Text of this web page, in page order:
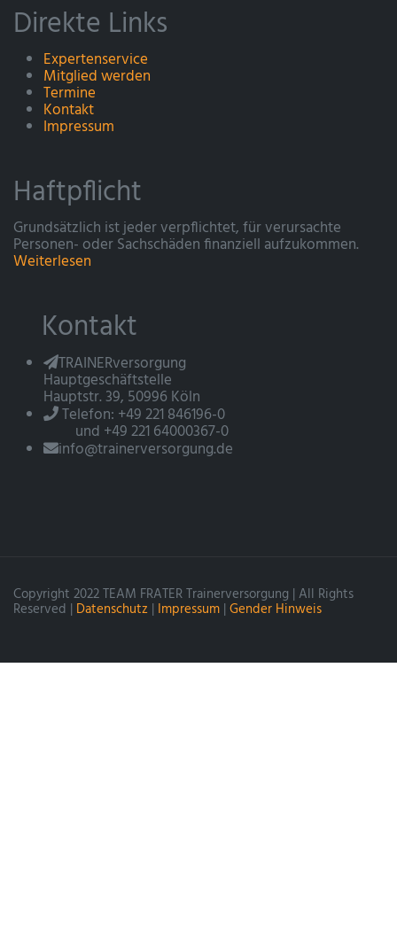
Direkte Links
Expertenservice
Mitglied werden
Termine
Kontakt
Impressum
Haftpflicht
Grundsätzlich ist jeder verpflichtet, für verursachte
Personen- oder Sachschäden finanziell aufzukommen.
Weiterlesen
Kontakt
TRAINERversorgung
Hauptgeschäftstelle
Hauptstr. 39, 50996 Köln
Telefon: +49 221 846196-0
und +49 221 64000367-0
info@trainerversorgung.de
Copyright 2022 TEAM FRATER Trainerversorgung | All Rights
Reserved | Datenschutz | Impressum | Gender Hinweis